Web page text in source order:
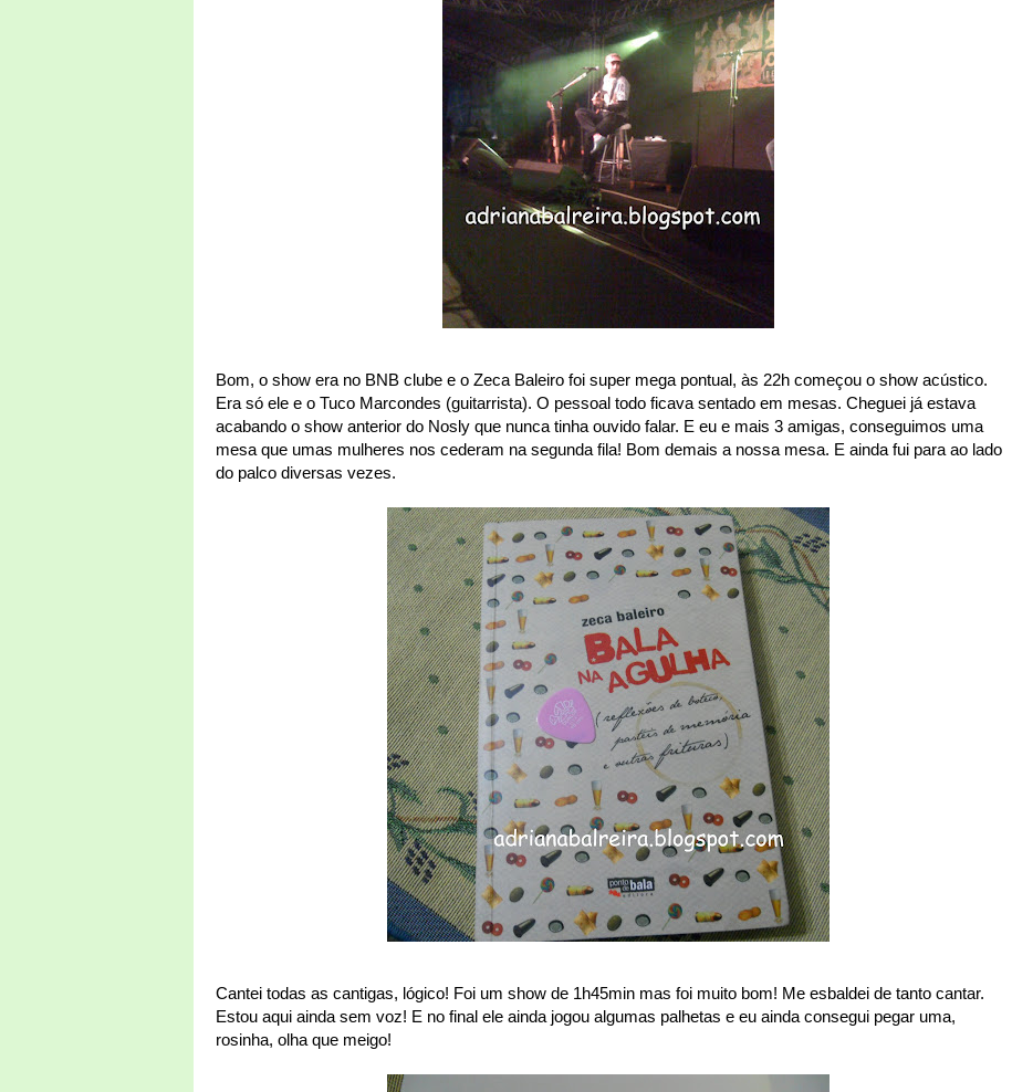
Bom, o show era no BNB clube e o Zeca Baleiro foi super mega pontual, às 22h começou o show acústico.
Era só ele e o Tuco Marcondes (guitarrista). O pessoal todo ficava sentado em mesas. Cheguei já estava
acabando o show anterior do Nosly que nunca tinha ouvido falar. E eu e mais 3 amigas, conseguimos uma
mesa que umas mulheres nos cederam na segunda fila! Bom demais a nossa mesa. E ainda fui para ao lado
do palco diversas vezes.
Cantei todas as cantigas, lógico! Foi um show de 1h45min mas foi muito bom! Me esbaldei de tanto cantar.
Estou aqui ainda sem voz! E no final ele ainda jogou algumas palhetas e eu ainda consegui pegar uma,
rosinha, olha que meigo!